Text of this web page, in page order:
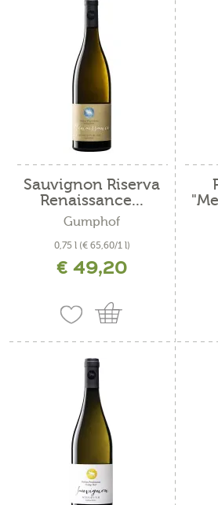
Sauvignon Riserva
Renaissance...
Gumphof
0,75 l (€ 65,60/1 l)
incl. IVA più costi di spedizione
€ 49,20